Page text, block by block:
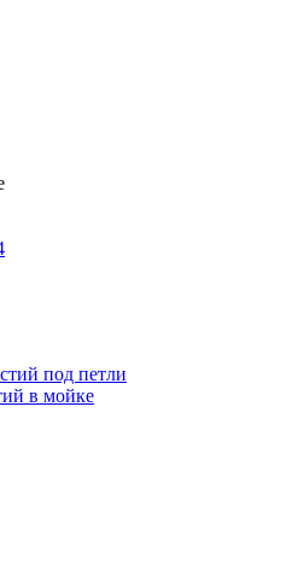
под петли
в мойке